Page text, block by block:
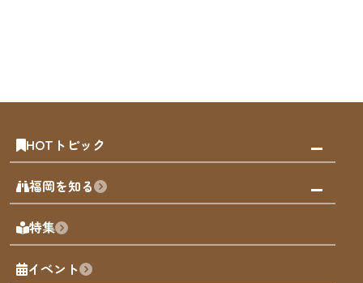
HOTトピック
みんなの旅行記
天神エリア
博多旧市街
福岡城
福岡を知る
福岡の見どころ
福岡の魅力
観光カレンダー
特集
イベント